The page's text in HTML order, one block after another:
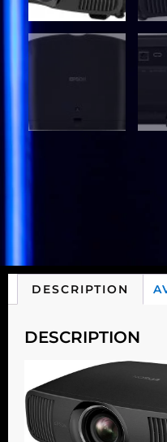
DESCRIPTION
DESCRIPTION